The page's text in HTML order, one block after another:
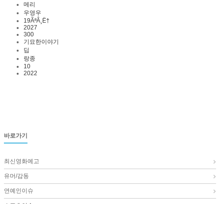
메리
우영우
19ÃªÂ¸Ë†
2027
300
기묘한이야기
딥
랑종
10
2022
바로가기
최신영화예고
유머/감동
연예인이슈